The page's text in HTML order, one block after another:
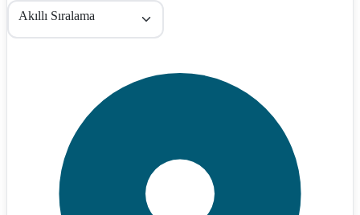
Akıllı Sıralama